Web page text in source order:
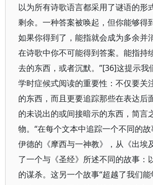
以为所有诗歌语言都采用了谜语的形
剩余。一种答案被唤起，但你能够得
如果你得到了，能指就会成为多余并
在诗歌中你不可能得到答案。能指持
去的东西，或者沉默。”[36]这提示我
学时症候式阅读的重要性：不仅要关
的东西，而且更要追踪那些在表达后
的未说出的或间接暗示的东西，简言
物。“在每个文本中追踪一个不同的
伊德的《摩西与一神教》，从《出埃
了一个与《圣经》所述不同的故事：
的谋杀。这另一个故事“超越了我们